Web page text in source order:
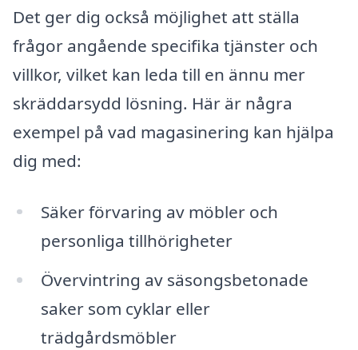
Det ger dig också möjlighet att ställa
frågor angående specifika tjänster och
villkor, vilket kan leda till en ännu mer
skräddarsydd lösning. Här är några
exempel på vad magasinering kan hjälpa
dig med:
Säker förvaring av möbler och
personliga tillhörigheter
Övervintring av säsongsbetonade
saker som cyklar eller
trädgårdsmöbler